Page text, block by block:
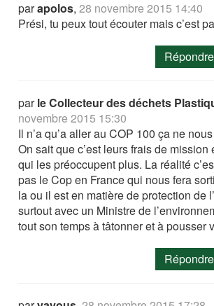
parapolos,28 novembre 2015 14:40
Prési, tu peux tout écouter mais c’est
parle Collecteur des déchets
novembre 2015 15:30
Il n’a qu’a aller au COP 100 ça ne
On sait que c’est leurs frais de mission
qui les préoccupent plus. La réalité
pas le Cop en France qui nous fera
la ou il est en matière de protection de
surtout avec un Ministre de
tout son temps à tâtonner et à pousser